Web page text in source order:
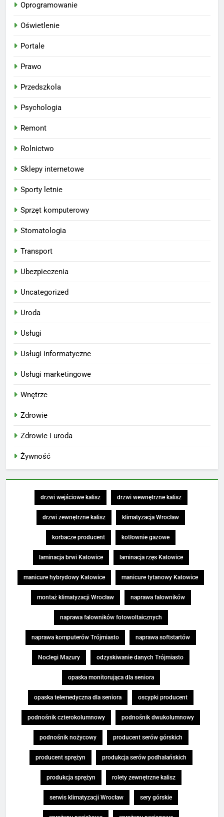
Oprogramowanie
Oświetlenie
Portale
Prawo
Przedszkola
Psychologia
Remont
Rolnictwo
Sklepy internetowe
Sporty letnie
Sprzęt komputerowy
Stomatologia
Transport
Ubezpieczenia
Uncategorized
Uroda
Usługi
Usługi informatyczne
Usługi marketingowe
Wnętrze
Zdrowie
Zdrowie i uroda
Żywność
drzwi wejściowe kalisz drzwi wewnętrzne kalisz
drzwi zewnętrzne kalisz klimatyzacja Wrocław
korbacze producent kotłownie gazowe
laminacja brwi Katowice laminacja rzęs Katowice
manicure hybrydowy Katowice manicure tytanowy Katowice
montaż klimatyzacji Wrocław naprawa falowników
naprawa falowników fotowoltaicznych
naprawa komputerów Trójmiasto naprawa softstartów
Noclegi Mazury odzyskiwanie danych Trójmiasto
opaska monitorująca dla seniora
opaska telemedyczna dla seniora oscypki producent
podnośnik czterokolumnowy podnośnik dwukolumnowy
podnośnik nożycowy producent serów górskich
producent sprężyn produkcja serów podhalańskich
produkcja sprężyn rolety zewnętrzne kalisz
serwis klimatyzacji Wrocław sery górskie